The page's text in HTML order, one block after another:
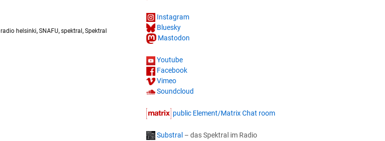
radio helsinki,SNAFU,spektral ,Spektral
Instagram
Bluesky
Mastodon
Youtube
Facebook
Vimeo
Soundcloud
public Element/Matrix Chat room
Substral – das Spektral im Radio